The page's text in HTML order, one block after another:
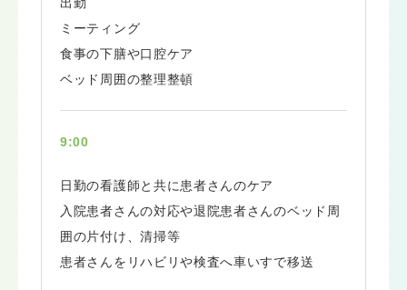
ミーティング
食事の下膳や口腔ケア
ベッド周囲の整理整頓
9:00
日勤の看護師と共に患者さんのケア
入院患者さんの対応や退院患者さんのベッド周
囲の片付け、清掃等
患者さんをリハビリや検査へ車いすで移送